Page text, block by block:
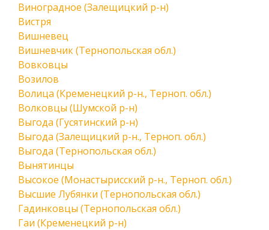
Виноградное (Залещицкий р-н)
Вистря
Вишневец
Вишневчик (Тернопольская обл.)
Вовковцы
Возилов
Волица (Кременецкий р-н., Терноп. обл.)
Волковцы (Шумской р-н)
Выгода (Гусятинский р-н)
Выгода (Залещицкий р-н., Терноп. обл.)
Выгода (Тернопольская обл.)
Вынятинцы
Высокое (Монастырисский р-н., Терноп. обл.)
Высшие Лубянки (Тернопольская обл.)
Гадинковцы (Тернопольская обл.)
Гаи (Кременецкий р-н)